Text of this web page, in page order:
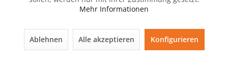
Mehr Informationen
Ablehnen Alle akzeptieren Konfigurieren